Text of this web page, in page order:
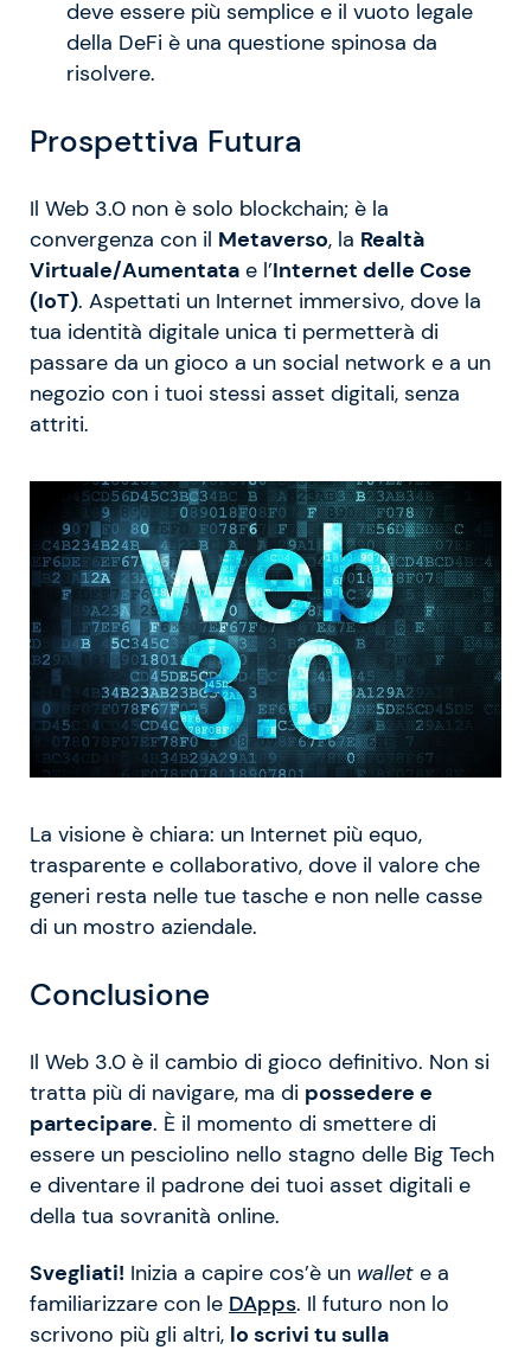
deve essere più semplice e il vuoto legale
della DeFi è una questione spinosa da
risolvere.
Prospettiva Futura
Il Web 3.0 non è solo blockchain; è la
convergenza con il Metaverso, la Realtà
Virtuale/Aumentata e l’Internet delle Cose
(IoT). Aspettati un Internet immersivo, dove la
tua identità digitale unica ti permetterà di
passare da un gioco a un social network e a un
negozio con i tuoi stessi asset digitali, senza
attriti.
La visione è chiara: un Internet più equo,
trasparente e collaborativo, dove il valore che
generi resta nelle tue tasche e non nelle casse
di un mostro aziendale.
Conclusione
Il Web 3.0 è il cambio di gioco definitivo. Non si
tratta più di navigare, ma di possedere e
partecipare. È il momento di smettere di
essere un pesciolino nello stagno delle Big Tech
e diventare il padrone dei tuoi asset digitali e
della tua sovranità online.
Svegliati! Inizia a capire cos’è un wallet e a
familiarizzare con le DApps. Il futuro non lo
scrivono più gli altri, lo scrivi tu sulla